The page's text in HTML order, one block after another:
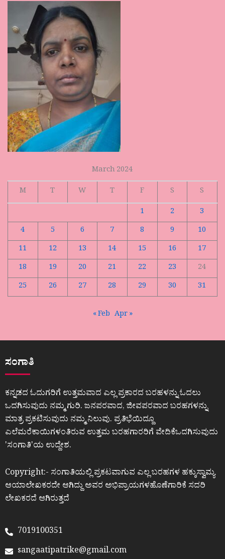
March 2024
M
T W T F S
S
1
2
3
4
5 6 7 8 9
10
11
12 13 14 15 16
17
18
19 20 21 22 23
24
25
26 27 28 29 30 31
« Feb Apr »
ಸಂಗಾತಿ
ಕನ್ನಡದ ಓದುಗರಿಗೆ ಉತ್ತಮವಾದ ಎಲ್ಲ ಪ್ರಕಾರದ ಬರಹಳನ್ನು ಓದಲು
ಒದಗಿಸುವುದು ನಮ್ಮ ಗುರಿ. ಜನಪರವಾದ, ಜೀವಪರವಾದ ಬರಹಗಳನ್ನು
ಮಾತ್ರ ಪ್ರಕಟಿಸುವುದು ನಮ್ಮ ನಿಲುವು. ಪ್ರತಿಭೆಯಿದ್ದೂ
ಎಲೆಮರೆಕಾಯಿಗಳಂತಿರುವ ಉತ್ತಮ ಬರಹಗಾರರಿಗೆ ವೇದಿಕೆಒದಗಿಸುವುದು
ʼಸಂಗಾತಿʼಯ ಉದ್ದೇಶ.
Copyright:- ಸಂಗಾತಿಯಲ್ಲಿ ಪ್ರಕಟವಾಗುವ ಎಲ್ಲ ಬರಹಗಳ ಹಕ್ಕುಸ್ವಾಮ್ಯ
ಆಯಾಲೇಖಕರದೇ ಆಗಿದ್ದು ಅವರ ಅಭಿಪ್ರಾಯಗಳಹೊಣೆಗಾರಿಕೆ ಸದರಿ
ಲೇಖಕರದೆ ಆಗಿರುತ್ತದೆ
7019100351
sangaatipatrike@gmail.com